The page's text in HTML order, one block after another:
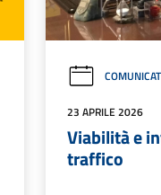
23 APRILE 2026
Viabilità e
traffico